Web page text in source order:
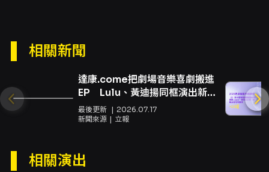
時反應與演出現場的能量回饋。 製作團隊在視
覺、舞台、燈光與音效配置上也提供完整支援：
視覺設計由徐子翔操刀，舞台由吳明軒設計，燈
光設計為張善婷，音樂與音效由蔡惟量負責，燈
光音響統籌由藍圖整合行銷企業社與廖俊榮協
調。這些技術面向的協作，旨在為頻繁切換的短
劇單元提供靈活的現場調度，使得聲光影像能夠
覺節奏感。 對於觀眾而言，《我看了什麼》是一
場適合喜歡當下娛樂與即時反應的觀眾參與的演
相關新聞
達康.come把劇場音樂喜劇搬進
EP Lulu、黃迪揚同框演出新
MV
最後更新
2026.07.17
新聞來源
立報
相關演出